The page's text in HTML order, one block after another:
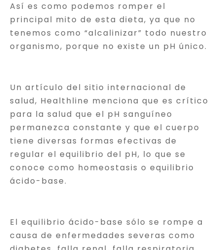
Así es como podemos romper el
principal mito de esta dieta, ya que no
tenemos como “alcalinizar” todo nuestro
organismo, porque no existe un pH único.
Un artículo del sitio internacional de
salud, Healthline menciona que es crítico
para la salud que el pH sanguíneo
permanezca constante y que el cuerpo
tiene diversas formas efectivas de
regular el equilibrio del pH, lo que se
conoce como homeostasis o equilibrio
ácido-base.
El equilibrio ácido-base sólo se rompe a
causa de enfermedades severas como